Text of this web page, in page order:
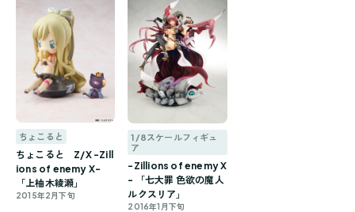
ちょこると
ちょこると Z/X -Zill
ions of enemy X-
「上柚木綾瀬」
2015年2月下旬
1/8スケールフィギュ
ア
-Zillions of enemy X
- 「七大罪 色欲の魔人
ルクスリア」
2016年1月下旬